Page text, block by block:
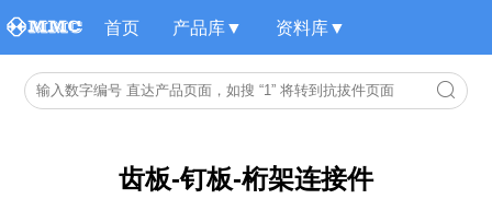
首页 产品库▼ 资料库▼
齿板-钉板-桁架连接件